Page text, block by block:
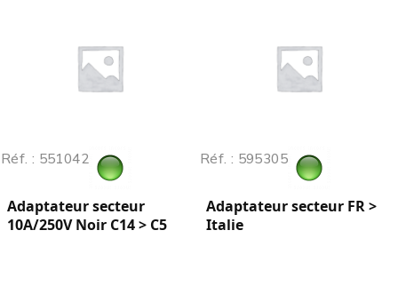
Réf. : 551042
Adaptateur secteur
10A/250V Noir C14 > C5
Réf. : 595305
Adaptateur secteur FR >
Italie